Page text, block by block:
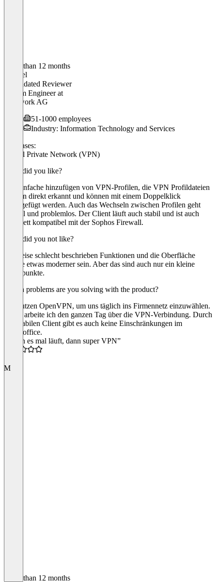
Older than 12 months
Manuel
Validated Reviewer
System Engineerat
Peakwork AG
51-1000 employees
Industry: Information Technology and Services
Use cases:
Virtual Private Network (VPN)
What did you like?
Das einfache hinzufügen von VPN-Profilen, die VPN Profildateien
werden direkt erkannt und können mit einem Doppelklick
hinzugefügt werden. Auch das Wechseln zwischen Profilen geht
schnell und problemlos. Der Client läuft auch stabil und ist auch
komplett kompatibel mit der Sophos Firewall.
What did you not like?
Teilweise schlecht beschrieben Funktionen und die Oberfläche
könnte etwas moderner sein. Aber das sind auch nur ein kleine
Kritikpunkte.
Which problems are you solving with the product?
Wir nutzen OpenVPN, um uns täglich ins Firmennetz einzuwählen.
Dabei arbeite ich den ganzen Tag über die VPN-Verbindung. Durch
den stabilen Client gibt es auch keine Einschränkungen im
Homeoffice.
“Wenn es mal läuft, dann super VPN”
M
Older than 12 months